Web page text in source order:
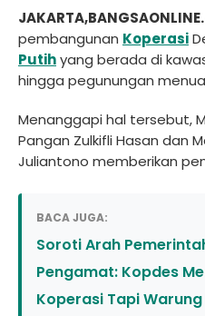
pembangunan Koperasi
Putihyang berada di
hingga pegunungan
Menanggapi hal tersebut,
Pangan Zulkifli Hasan dan
Juliantono memberikan
BACA JUGA:
Soroti Arah
Pengamat: Kopdes
Koperasi Tapi